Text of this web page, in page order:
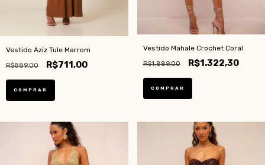
Vestido Aziz Tule Marrom
R$889,00 R$711,00
COMPRAR
Vestido Mahale Crochet Coral
R$1.889,00 R$1.322,30
COMPRAR